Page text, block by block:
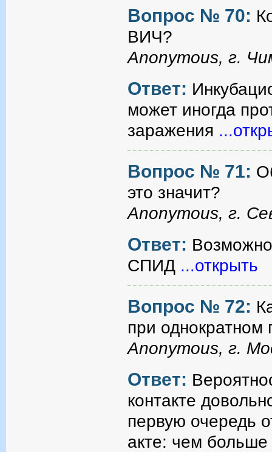
Вопрос № 70:
ВИЧ?
Anonymous, г.
Ответ:
может иногда
заражения
Вопрос № 71:
это значит?
Anonymous, г.
Ответ:
СПИД ...открыть
Вопрос № 72:
при однократном
Anonymous, г.
Ответ:
контакте
первую очередь
акте: чем больше